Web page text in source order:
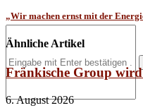
„Wir machen ernst mit der
Ähnliche Artikel
Fränkische Group
6. August 2026